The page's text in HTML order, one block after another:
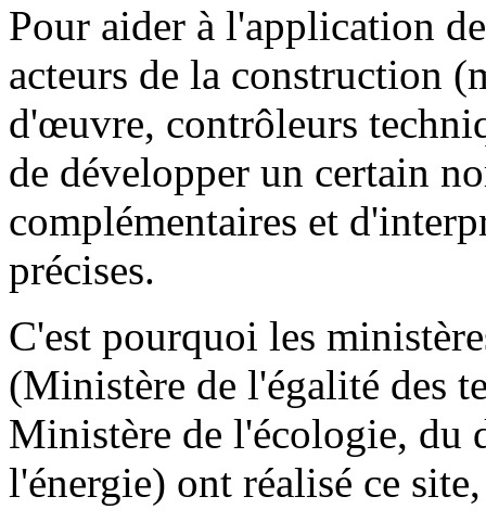
Pour aider à l'application
acteurs de la construction
d'œuvre, contrôleurs
de développer un certain
complémentaires et
précises.
C'est pourquoi les
(Ministère de l'égalité des
Ministère de l'écologie, du
l'énergie) ont réalisé ce